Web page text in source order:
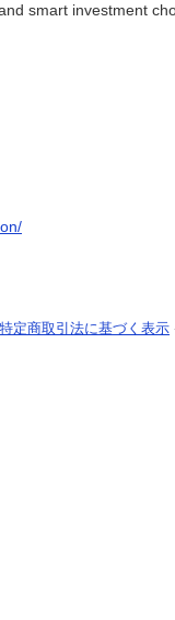
smart investment
特定商取引法に基づく表示